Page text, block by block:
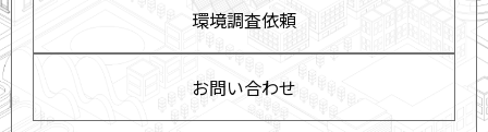
環境調査依頼
お問い合わせ